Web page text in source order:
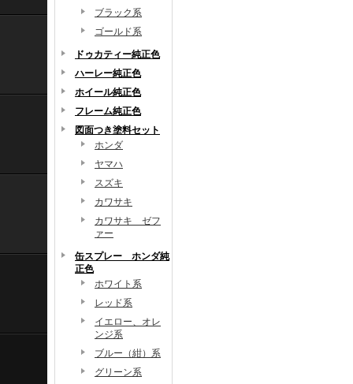
ブラック系
ゴールド系
ドゥカティー純正色
ハーレー純正色
ホイール純正色
フレーム純正色
図面つき塗料セット
ホンダ
ヤマハ
スズキ
カワサキ
カワサキ ゼフ
ァー
缶スプレー ホンダ純
正色
ホワイト系
レッド系
イエロー、オレ
ンジ系
ブルー（紺）系
グリーン系